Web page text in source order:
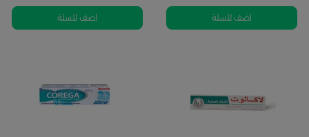
اضف للسلة اضف للسلة